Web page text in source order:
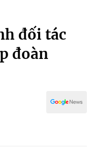
đối tác
đoàn